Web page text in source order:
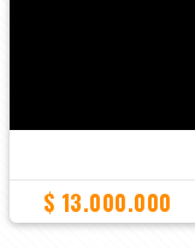
$ 13.000.000